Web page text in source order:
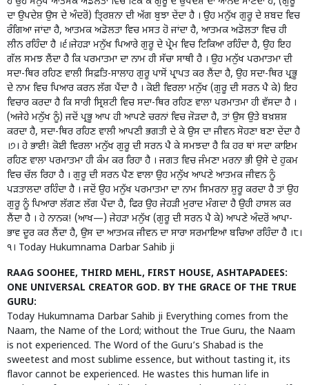
ਦਾ ਉਪਦੇਸ਼ ਉਸ ਦੇ ਅੰਦਰੋਂ) ਤਿ੍ਰਸ਼ਨਾ ਦੀ ਅੱਗ ਬੁਝਾ ਦੇਂਦਾ ਹੈ । ਉਹ ਮਨੁੱਖ ਗੁਰੂ ਦੇ ਸ਼ਬਦ ਵਿਚ
ਰੰਗਿਆ ਜਾਂਦਾ ਹੈ, ਆਤਮਕ ਅਡੋਲਤਾ ਵਿਚ ਮਸਤ ਹੋ ਜਾਂਦਾ ਹੈ, ਆਤਮਕ ਅਡੋਲਤਾ ਵਿਚ ਹੀ
ਲੀਨ ਰਹਿੰਦਾ ਹੈ ।੬।ਜੇਹੜਾ ਮਨੁੱਖ ਪਿਆਰੇ ਗੁਰੂ ਦੇ ਪ੍ਰੇਮ ਵਿਚ ਟਿਕਿਆ ਰਹਿੰਦਾ ਹੈ, ਉਹ ਇਹ
ਗੱਲ ਸਮਝ ਲੈਂਦਾ ਹੈ ਕਿ ਪਰਮਾਤਮਾ ਦਾ ਨਾਮ ਹੀ ਸੱਚਾ ਸਾਥੀ ਹੈ । ਉਹ ਮਨੁੱਖ ਪਰਮਾਤਮਾ ਦੀ
ਸਦਾ-ਥਿਰ ਰਹਿਣ ਵਾਲੀ ਸਿਫ਼ਤਿ-ਸਾਲਾਹ ਗੁਰੂ ਪਾਸੋਂ ਪ੍ਰਾਪਤ ਕਰ ਲੈਂਦਾ ਹੈ, ਉਹ ਸਦਾ-ਥਿਰ ਪ੍ਰਭੂ
ਦੇ ਨਾਮ ਵਿਚ ਪਿਆਰ ਕਰਨ ਲੱਗ ਪੈਂਦਾ ਹੈ । ਕੋਈ ਵਿਰਲਾ ਮਨੁੱਖ (ਗੁਰੂ ਦੀ ਸਰਨ ਪੈ ਕੇ) ਇਹ
ਵਿਚਾਰ ਕਰਦਾ ਹੈ ਕਿ ਸਾਰੀ ਸ੍ਰਿਸ਼ਟੀ ਵਿਚ ਸਦਾ-ਥਿਰ ਰਹਿਣ ਵਾਲਾ ਪਰਮਾਤਮਾ ਹੀ ਵੱਸਦਾ ਹੈ ।
(ਅਜੇਹੇ ਮਨੁੱਖ ਨੂੰ) ਜਦੋਂ ਪ੍ਰਭੂ ਆਪ ਹੀ ਆਪਣੇ ਚਰਨਾਂ ਵਿਚ ਜੋੜਦਾ ਹੈ, ਤਾਂ ਉਸ ਉਤੇ ਬਖ਼ਸ਼ਸ਼
ਕਰਦਾ ਹੈ, ਸਦਾ-ਥਿਰ ਰਹਿਣ ਵਾਲੀ ਆਪਣੀ ਭਗਤੀ ਦੇ ਕੇ ਉਸ ਦਾ ਜੀਵਨ ਸੋਹਣਾ ਬਣਾ ਦੇਂਦਾ ਹੈ
।੭। ਹੇ ਭਾਈ! ਕੋਈ ਵਿਰਲਾ ਮਨੁੱਖ ਗੁਰੂ ਦੀ ਸਰਨ ਪੈ ਕੇ ਸਮਝਦਾ ਹੈ ਕਿ ਹਰ ਥਾਂ ਸਦਾ ਕਾਇਮ
ਰਹਿਣ ਵਾਲਾ ਪਰਮਾਤਮਾ ਹੀ ਕੰਮ ਕਰ ਰਿਹਾ ਹੈ । ਜਗਤ ਵਿਚ ਜੰਮਣਾ ਮਰਨਾ ਭੀ ਉਸੇ ਦੇ ਹੁਕਮ
ਵਿਚ ਚੱਲ ਰਿਹਾ ਹੈ । ਗੁਰੂ ਦੀ ਸਰਨ ਪੈਣ ਵਾਲਾ ਉਹ ਮਨੁੱਖ ਆਪਣੇ ਆਤਮਕ ਜੀਵਨ ਨੂੰ
ਪੜਤਾਲਦਾ ਰਹਿੰਦਾ ਹੈ । ਜਦੋਂ ਉਹ ਮਨੁੱਖ ਪਰਮਾਤਮਾ ਦਾ ਨਾਮ ਸਿਮਰਨਾ ਸ਼ੁਰੂ ਕਰਦਾ ਹੈ ਤਾਂ ਉਹ
ਗੁਰੂ ਨੂੰ ਪਿਆਰਾ ਲੱਗਣ ਲੱਗ ਪੈਂਦਾ ਹੈ, ਫਿਰ ਉਹ ਜੇਹੜੀ ਮੁਰਾਦ ਮੰਗਦਾ ਹੈ ਉਹੀ ਹਾਸਲ ਕਰ
ਲੈਂਦਾ ਹੈ । ਹੇ ਨਾਨਕ! (ਆਖ—) ਜੇਹੜਾ ਮਨੁੱਖ (ਗੁਰੂ ਦੀ ਸਰਨ ਪੈ ਕੇ) ਆਪਣੇ ਅੰਦਰੋਂ ਆਪਾ-
ਭਾਵ ਦੂਰ ਕਰ ਲੈਂਦਾ ਹੈ, ਉਸ ਦਾ ਆਤਮਕ ਜੀਵਨ ਦਾ ਸਾਰਾ ਸਰਮਾਇਆ ਬਚਿਆ ਰਹਿੰਦਾ ਹੈ ।੮।
੧। Today Hukumnama Darbar Sahib ji
RAAG SOOHEE, THIRD MEHL, FIRST HOUSE, ASHTAPADEES:
ONE UNIVERSAL CREATOR GOD. BY THE GRACE OF THE TRUE
GURU:
Today Hukumnama Darbar Sahib ji Everything comes from the
Naam, the Name of the Lord; without the True Guru, the Naam
is not experienced. The Word of the Guru’s Shabad is the
sweetest and most sublime essence, but without tasting it, its
flavor cannot be experienced. He wastes this human life in